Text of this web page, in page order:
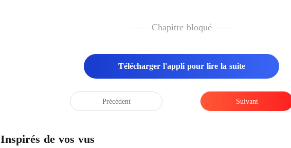
—— Chapitre bloqué ——
Télécharger l'appli pour lire la suite
Précédent Suivant
Inspirés de vos vus